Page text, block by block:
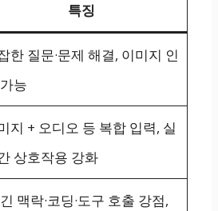
특징
한 질문·문제 해결, 이미지 인
능
지 + 오디오 등 복합 입력, 실
상호작용 강화
맥락·코딩·도구 호출 강점,